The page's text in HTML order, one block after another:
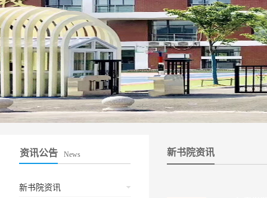
资讯公告 News
新书院资讯
新书院资讯